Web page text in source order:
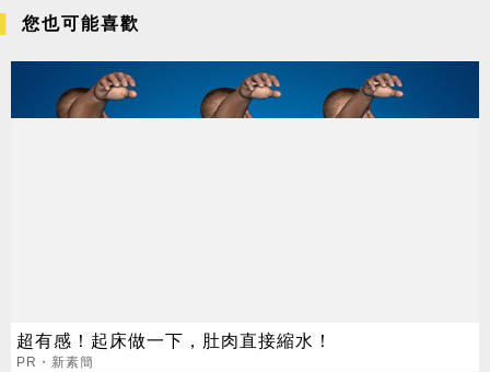
您也可能喜歡
超有感！起床做一下，肚肉直接縮水！
PR・新素簡